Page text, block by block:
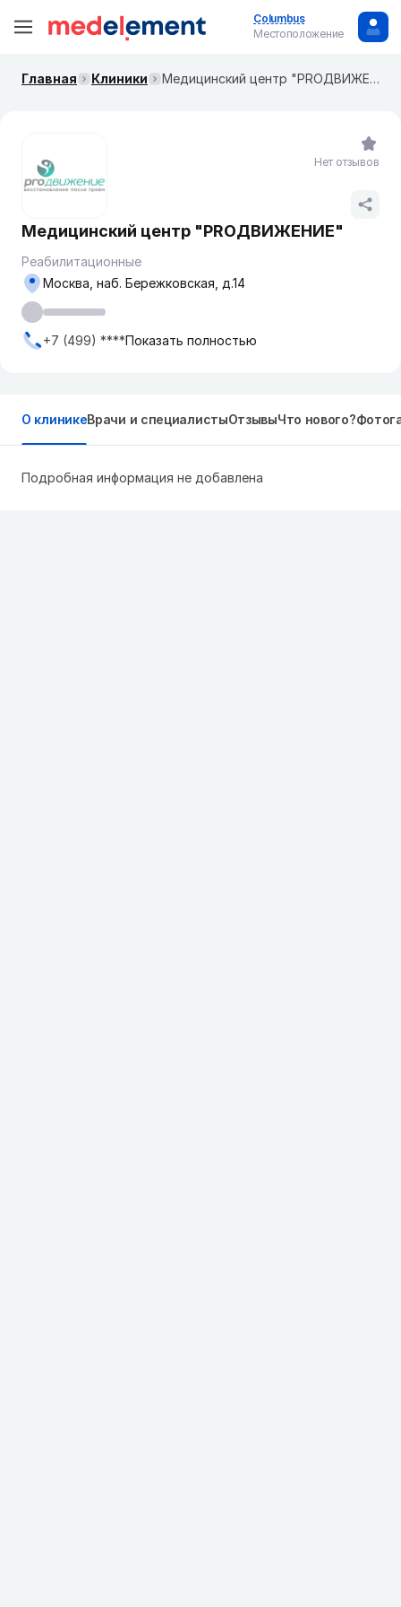
Columbus
Местоположение
Главная Клиники Медицинский центр "PROДВИЖЕНИЕ"
Медицинский центр "PROДВИЖЕНИЕ"
Реабилитационные
Москва, наб. ​Бережковская, д.14
+7 (499) ****Показать полностью
Нет отзывов
О клиникеВрачи и специалистыОтзывыЧто нового?
Подробная информация не добавлена